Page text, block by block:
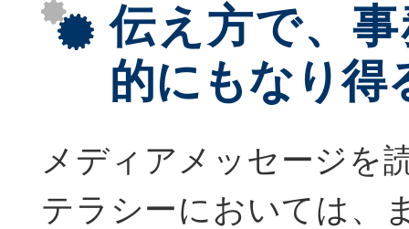
伝え方で、
的にもなり得
メディアメッセージを
テラシーにおいては、